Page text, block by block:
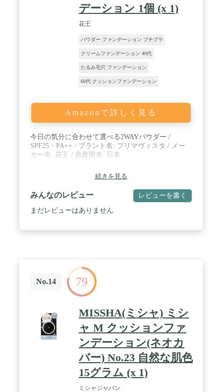
デーション 1個 (x 1)
花王
パウダー ファンデーション プチプラ
クリームファンデーション 40代
たるみ毛穴 ファンデーション
60代 クッションファンデーション
Amazonで詳しく見る
今日の気分に合わせて選べる2WAYパウダー /
SPF25・PA++ / ブラント名: プリマヴィスタ / メー
カー名: 花王 / 原産国名: 日本
続きを見る
みんなのレビュー レビューを書く
まだレビューはありません
No.14 79
MISSHA(ミシャ) ミシ
ャ M クッションファ
ンデーション(ネオカ
バー) No.23 自然な肌色
15グラム (x 1)
ミシャジャパン